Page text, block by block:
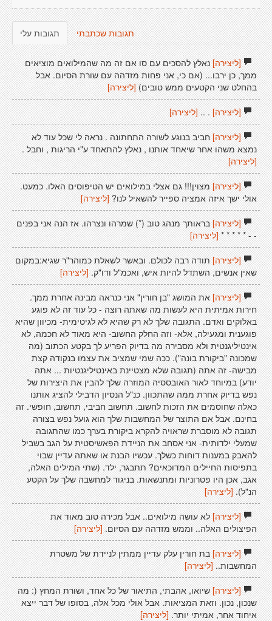
תגובות עלי תגובות שכתבתי
[ליצירה]נאלץ להסכים עם סו אם זה מה שהמילואים מוציאים
ממך, כן ירבו... (אם כי, אני פחות מזדהה עם שורת הסיום. אבל
בהחלט שני הקטעים ממש טובים) [ליצירה]
[ליצירה]. .. [ליצירה]
[ליצירה]חביב בנוגע לשורה התחתונה . נראה לי שכל עוד לא
נמצא משהו אחר שיאחד אותנו , נאלץ להתאחד ע"י הריגות , וחבל .
[ליצירה]
[ליצירה]מצוין!!! גם אצלי במילואים יש הטיפוסים האלו. כמעט.
אולי ישך איזה אמציה ספייר להשאיל לנו? [ליצירה]
[ליצירה]בראותך מנהג טוב (*) שמרהו ונצרהו. אז הנה אני בפנים
- - * * * * *[ליצירה]
[ליצירה]תודה רבה לכולם. ובאשר לשאלת כמוהר"ר שגיא:במקום
שאין אנשים, השתדל להיות איש, ואכמ"ל ודו"ק. [ליצירה]
[ליצירה]את המושג "בן חורין" אני כנראה מבינה אחרת ממך.
חירות אמיתית היא לעשות מה שאתה רוצה - כל עוד זה לא פוגע
באלוקים ואדם. התגובה שלך לא רק שהיא לא לגיטימית- מכיוון שהיא
פוגענית ומגעילה, אלא- וזה החלק החשוב- היא מאוד לא חכמה, לא
אינטיליגנטית ולא מסבירה מה בדיוק הפריע לך בקטע הכתוב (מה
שמכונה "ביקורת בונה"). ככה שמי שמציב את עצמו בנקודה קצת
מבישה- זה אתה (תגובה שלא מצטיינת באינטיליגנטיות ... אתה
יודע) במיוחד לאור האובססיה המוזרה שלך להבין את היצירות של
נפש בדיוק אחרת ממה שהתכוון. כנ"ל הנסיון הדבילי להציג אותנו
כאלה שחוסמים את הזכות לחשוב. תחשוב חביבי, תחשוב, חופשי. זה
בחינם. אבל אם התוצר של המחשבות שלך הוא גועל נפש בצורה
תגובה לא מוסברת שראויה להקרא ביקורת בערך כמו שהתגובה
שמעלי ילדותית- אני אסחב את הניידת הפאשיסטית על הגב בשביל
להאבק במענות דוחות כשלך. עכשיו הבנת או שאתה עדיין שבוי
בתפיסות החיילים המדוכאים? תתבגר, ילד. (שתי המילים האלה,
אגב, אכן היו פטרוניות ומתנשאות. בניגוד למחשבה שלך על הקטע
הנ"ל).[ליצירה]
[ליצירה]לא עושה מילואים.. אבל מכירה טוב מאוד את
הפיצולים האלה.. וממש מזדהה עם הסיום.[ליצירה]
[ליצירה]בת חורין עלק עדיין ממתין לניידת של משטרת
המחשבות..[ליצירה]
[ליצירה]שיואו, אהבתי, התיאור של כל אחד, ושורת המחץ (: מה
שנכון, נכון. וזאת המציאות. אבל אולי מכל אלה, בסופו של דבר ייצא
איחוד אחר, אמיתי יותר. [ליצירה]